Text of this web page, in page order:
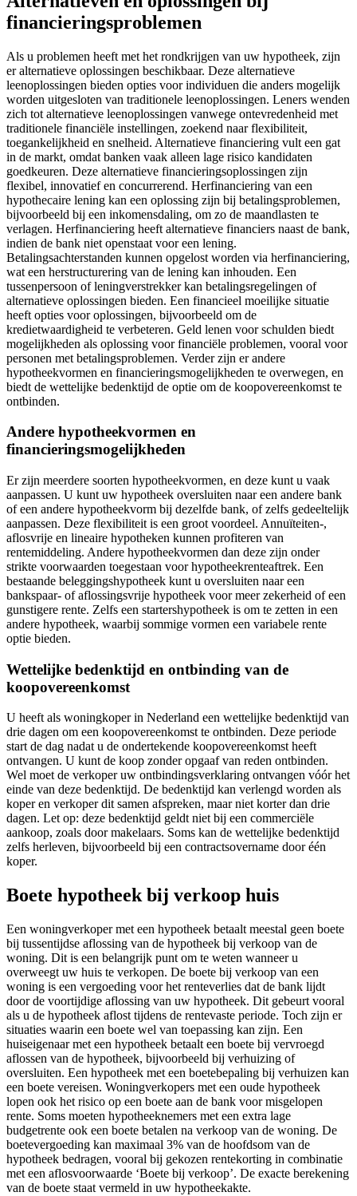
financieringsproblemen
Als u problemen heeft met het rondkrijgen van uw hypotheek, zijn
er alternatieve oplossingen beschikbaar. Deze alternatieve
leenoplossingen bieden opties voor individuen die anders mogelijk
worden uitgesloten van traditionele leenoplossingen. Leners wenden
zich tot alternatieve leenoplossingen vanwege ontevredenheid met
traditionele financiële instellingen, zoekend naar flexibiliteit,
toegankelijkheid en snelheid. Alternatieve financiering vult een gat
in de markt, omdat banken vaak alleen lage risico kandidaten
goedkeuren. Deze alternatieve financieringsoplossingen zijn
flexibel, innovatief en concurrerend. Herfinanciering van een
hypothecaire lening kan een oplossing zijn bij betalingsproblemen,
bijvoorbeeld bij een inkomensdaling, om zo de maandlasten te
verlagen. Herfinanciering heeft alternatieve financiers naast de bank,
indien de bank niet openstaat voor een lening.
Betalingsachterstanden kunnen opgelost worden via herfinanciering,
wat een herstructurering van de lening kan inhouden. Een
tussenpersoon of leningverstrekker kan betalingsregelingen of
alternatieve oplossingen bieden. Een financieel moeilijke situatie
heeft opties voor oplossingen, bijvoorbeeld om de
kredietwaardigheid te verbeteren. Geld lenen voor schulden biedt
mogelijkheden als oplossing voor financiële problemen, vooral voor
personen met betalingsproblemen. Verder zijn er andere
hypotheekvormen en financieringsmogelijkheden te overwegen, en
biedt de wettelijke bedenktijd de optie om de koopovereenkomst te
ontbinden.
Andere hypotheekvormen en
financieringsmogelijkheden
Er zijn meerdere soorten hypotheekvormen, en deze kunt u vaak
aanpassen. U kunt uw hypotheek oversluiten naar een andere bank
of een andere hypotheekvorm bij dezelfde bank, of zelfs gedeeltelijk
aanpassen. Deze flexibiliteit is een groot voordeel. Annuïteiten-,
aflosvrije en lineaire hypotheken kunnen profiteren van
rentemiddeling. Andere hypotheekvormen dan deze zijn onder
strikte voorwaarden toegestaan voor hypotheekrenteaftrek. Een
bestaande beleggingshypotheek kunt u oversluiten naar een
bankspaar- of aflossingsvrije hypotheek voor meer zekerheid of een
gunstigere rente. Zelfs een startershypotheek is om te zetten in een
andere hypotheek, waarbij sommige vormen een variabele rente
optie bieden.
Wettelijke bedenktijd en ontbinding van de
koopovereenkomst
U heeft als woningkoper in Nederland een wettelijke bedenktijd van
drie dagen om een koopovereenkomst te ontbinden. Deze periode
start de dag nadat u de ondertekende koopovereenkomst heeft
ontvangen. U kunt de koop zonder opgaaf van reden ontbinden.
Wel moet de verkoper uw ontbindingsverklaring ontvangen vóór het
einde van deze bedenktijd. De bedenktijd kan verlengd worden als
koper en verkoper dit samen afspreken, maar niet korter dan drie
dagen. Let op: deze bedenktijd geldt niet bij een commerciële
aankoop, zoals door makelaars. Soms kan de wettelijke bedenktijd
zelfs herleven, bijvoorbeeld bij een contractsovername door één
koper.
Boete hypotheek bij verkoop huis
Een woningverkoper met een hypotheek betaalt meestal geen boete
bij tussentijdse aflossing van de hypotheek bij verkoop van de
woning. Dit is een belangrijk punt om te weten wanneer u
overweegt uw huis te verkopen. De boete bij verkoop van een
woning is een vergoeding voor het renteverlies dat de bank lijdt
door de voortijdige aflossing van uw hypotheek. Dit gebeurt vooral
als u de hypotheek aflost tijdens de rentevaste periode. Toch zijn er
situaties waarin een boete wel van toepassing kan zijn. Een
huiseigenaar met een hypotheek betaalt een boete bij vervroegd
aflossen van de hypotheek, bijvoorbeeld bij verhuizing of
oversluiten. Een hypotheek met een boetebepaling bij verhuizen kan
een boete vereisen. Woningverkopers met een oude hypotheek
lopen ook het risico op een boete aan de bank voor misgelopen
rente. Soms moeten hypotheeknemers met een extra lage
budgetrente ook een boete betalen na verkoop van de woning. De
boetevergoeding kan maximaal 3% van de hoofdsom van de
hypotheek bedragen, vooral bij gekozen rentekorting in combinatie
met een aflosvoorwaarde ‘Boete bij verkoop’. De exacte berekening
van de boete staat vermeld in uw hypotheekakte.